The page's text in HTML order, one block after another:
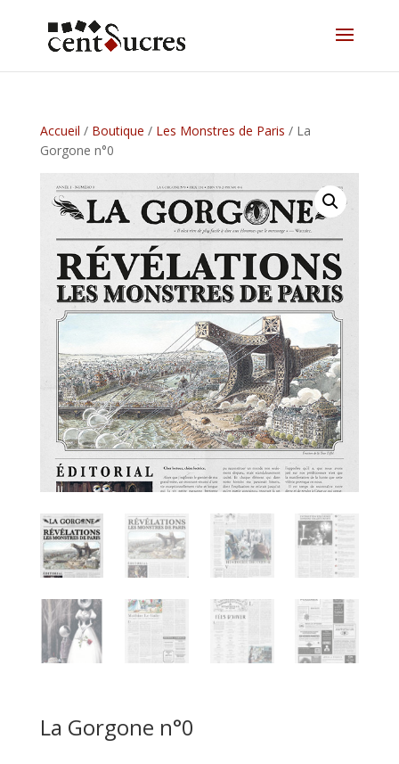
Accueil / Boutique / Les Monstres de Paris / La
Gorgone n°0
La Gorgone n°0